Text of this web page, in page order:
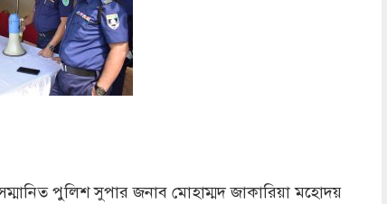
পুলিশ সুপার জনাব মোহাম্মদ জাকারিয়া মহোদয়